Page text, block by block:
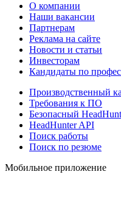
О компании
Наши вакансии
Партнерам
Реклама на сайте
Новости и статьи
Инвесторам
Кандидаты по
Производственный
Требования к ПО
Безопасный
HeadHunter API
Поиск работы
Поиск по резюме
Мобильное приложение